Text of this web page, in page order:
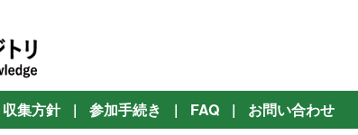
収集方針 | 参加手続き | FAQ | お問い合わせ